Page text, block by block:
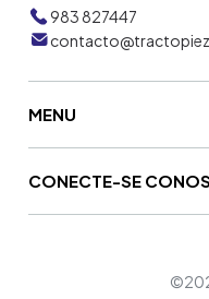
983 827447
MENU
CONECTE-SE